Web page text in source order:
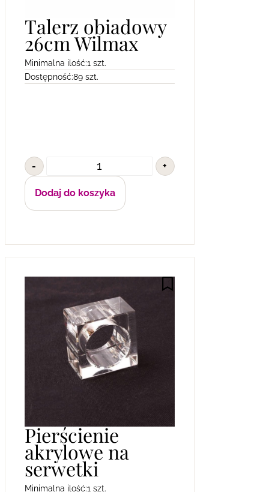
Talerz obiadowy
26cm Wilmax
Minimalna ilość:1 szt.
Dostępność:89 szt.
- +
Dodaj do koszyka
Pierścienie
akrylowe na
serwetki
Minimalna ilość:1 szt.